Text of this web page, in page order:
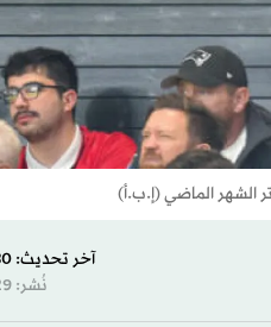
الشهر الماضي (إ.ب.أ)
آخر تحديث: 22:30-8 ديسمبر 2021 م ـ 04 جمادي الأول 1443 هـ
نُشر: 22:29-8 ديسمبر 2021 م ـ 04 جمادي الأول 1443 هـ